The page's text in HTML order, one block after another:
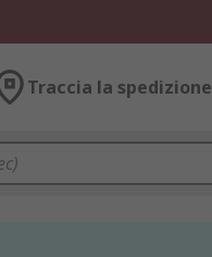
Traccia la spedizione